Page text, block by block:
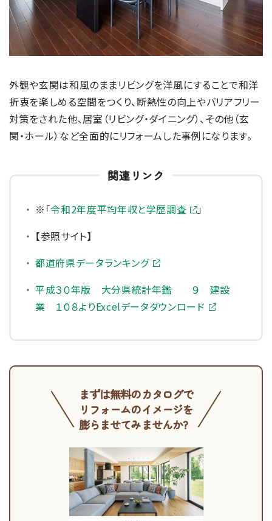
外観や玄関は和風のままリビングを洋風にすることで和洋
折衷を楽しめる空間をつくり、断熱性の向上やバリアフリー
対策をされた他、居室（リビング・ダイニング）、その他（玄
関・ホール）など全面的にリフォームした事例になります。
※「令和2年度平均年収と学歴調査
」
【参照サイト】
都道府県データランキング
平成３０年版 大分県統計年鑑 ９ 建設
業 １０８よりExcelデータダウンロード
まずは無料のカタログで
リフォームのイメージを
膨らませてみませんか?